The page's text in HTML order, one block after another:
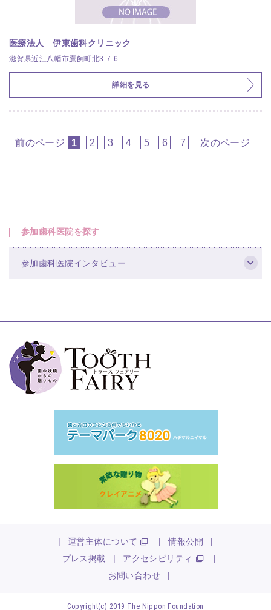
医療法人 伊東歯科クリニック
滋賀県近江八幡市鷹飼町北3-7-6
詳細を見る
前のページ 1 2 3 4 5 6 7 次のページ
参加歯科医院を探す
参加歯科医院インタビュー
| 運営主体について | 情報公開
|
プレス掲載
| アクセシビリティ
|
お問い合わせ
|
Copyright(c) 2019 The Nippon Foundation